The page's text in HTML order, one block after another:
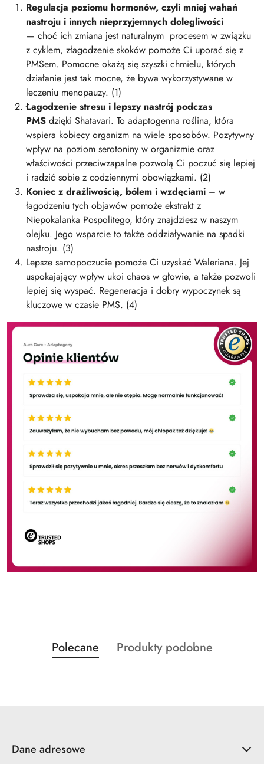
Regulacja poziomu hormonów, czyli mniej wahań
nastroju i innych nieprzyjemnych dolegliwości
— choć ich zmiana jest naturalnym procesem w związku
z cyklem, złagodzenie skoków pomoże Ci uporać się z
PMSem. Pomocne okażą się szyszki chmielu, których
działanie jest tak mocne, że bywa wykorzystywane w
leczeniu menopauzy. (1)
Łagodzenie stresu i lepszy nastrój podczas
PMS dzięki Shatavari. To adaptogenna roślina, która
wspiera kobiecy organizm na wiele sposobów. Pozytywny
wpływ na poziom serotoniny w organizmie oraz
właściwości przeciwzapalne pozwolą Ci poczuć się lepiej
i radzić sobie z codziennymi obowiązkami. (2)
Koniec z drażliwością, bólem i wzdęciami – w
łagodzeniu tych objawów pomoże ekstrakt z
Niepokalanka Pospolitego, który znajdziesz w naszym
olejku. Jego wsparcie to także oddziaływanie na spadki
nastroju. (3)
Lepsze samopoczucie pomoże Ci uzyskać Waleriana. Jej
uspokajający wpływ ukoi chaos w głowie, a także pozwoli
lepiej się wyspać. Regeneracja i dobry wypoczynek są
kluczowe w czasie PMS. (4)
Pomiń karuzelę produktów
Produkty
o
Polecane
Produkty
Produkty podobne
Dane adresowe